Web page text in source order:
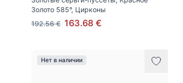
Золото 585°, Цирконы
192.56 € 163.68 €
Нет в наличии